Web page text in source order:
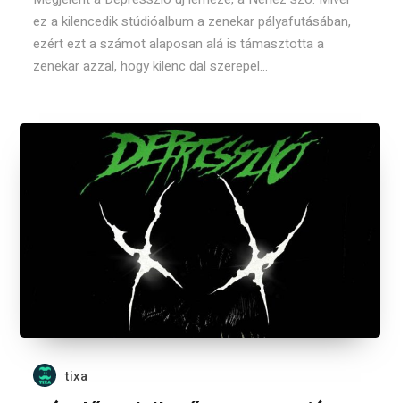
ez a kilencedik stúdióalbum a zenekar pályafutásában,
ezért ezt a számot alaposan alá is támasztotta a
zenekar azzal, hogy kilenc dal szerepel...
tixa